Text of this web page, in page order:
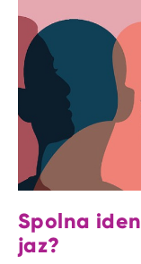
Spolna
jaz?